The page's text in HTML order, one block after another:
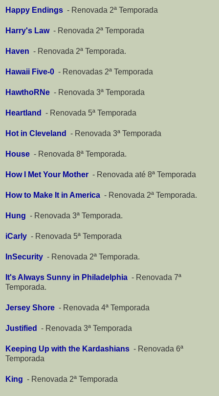
Happy Endings - Renovada 2ª Temporada
Harry's Law- Renovada 2ª Temporada
Haven - Renovada 2ª Temporada.
Hawaii Five-0 - Renovadas 2ª Temporada
HawthoRNe - Renovada 3ª Temporada
Heartland - Renovada 5ª Temporada
Hot in Cleveland - Renovada 3ª Temporada
House - Renovada 8ª Temporada.
How I Met Your Mother - Renovada até 8ª Temporada
How to Make It in America - Renovada 2ª Temporada.
Hung - Renovada 3ª Temporada.
iCarly - Renovada 5ª Temporada
InSecurity - Renovada 2ª Temporada.
It's Always Sunny in Philadelphia - Renovada 7ª
Temporada.
Jersey Shore - Renovada 4ª Temporada
Justified - Renovada 3ª Temporada
Keeping Up with the Kardashians - Renovada 6ª
Temporada
King - Renovada 2ª Temporada